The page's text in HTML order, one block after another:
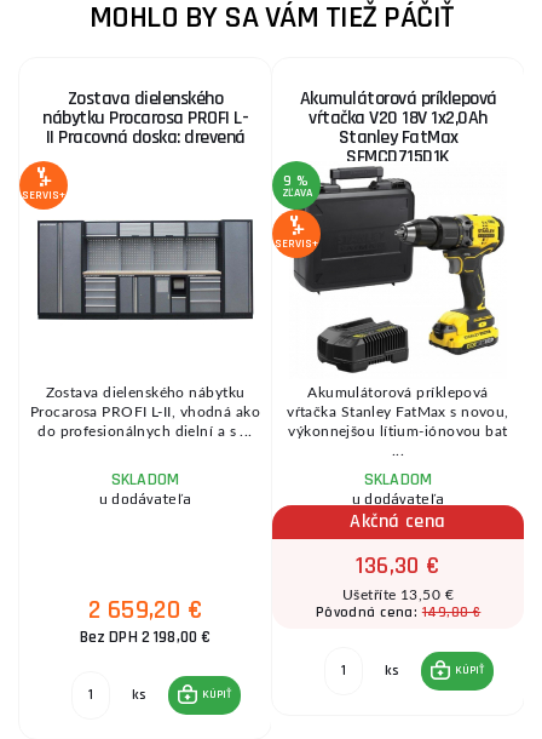
MOHLO BY SA VÁM TIEŽ PÁČIŤ
Zostava dielenského
nábytku Procarosa PROFI L-
II Pracovná doska: drevená
SERVIS+
Zostava dielenského nábytku
Procarosa PROFI L-II, vhodná ako
do profesionálnych dielní a s ...
SKLADOM
u dodávateľa
2 659,20 €
Bez DPH 2 198,00 €
ks KÚPIŤ
Akumulátorová príklepová
vŕtačka V20 18V 1x2,0Ah
Stanley FatMax
SFMCD715D1K
9 %
ZĽAVA
SERVIS+
Akumulátorová príklepová
vŕtačka Stanley FatMax s novou,
výkonnejšou lítium-iónovou bat
SKLADOM
u dodávateľa
Akčná cena
136,30 €
Ušetříte 13,50 €
Pôvodná cena:149,80 €
ks KÚPIŤ